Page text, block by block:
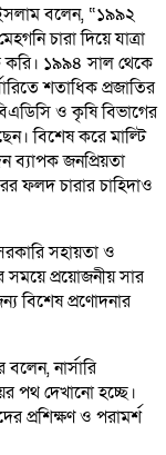
ইসলাম বলেন, “১৯৯২
চারা দিয়ে যাত্রা
করি। ১৯৯৪ সাল থেকে
শতাধিক প্রজাতির
ও কৃষি বিভাগের
বিশেষ করে মাল্টি
ব্যাপক জনপ্রিয়তা
ফলদ চারার চাহিদাও
সহায়তা ও
সময়ে প্রয়োজনীয় সার
বিশেষ প্রণোদনার
নার্সারি
পথ দেখানো হচ্ছে।
প্রশিক্ষণ ও পরামর্শ